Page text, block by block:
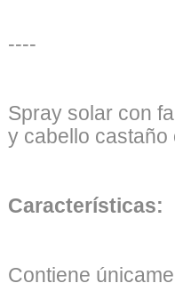
----
Spray solar con
y cabello castaño
Características:
Contiene